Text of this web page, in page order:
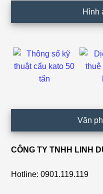
Hình
Văn
CÔNG TY TNHH LINH
Hotline: 0901.119.119